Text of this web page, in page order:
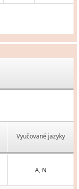
Vyučované jazyky
A, N